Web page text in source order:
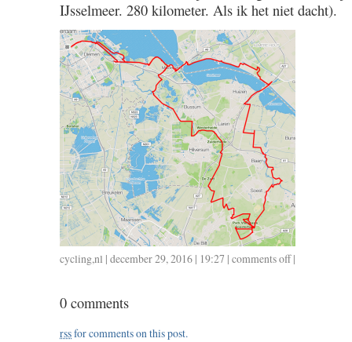
IJsselmeer. 280 kilometer. Als ik het niet dacht).
cycling,nl | december 29, 2016 | 19:27 | comments offon
|
0 comments
rssfor comments on this post.